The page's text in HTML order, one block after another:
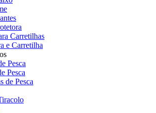
Carretilhas
e Carretilha
Pesca
Pesca
de Pesca